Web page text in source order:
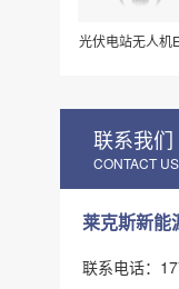
光伏电站无人机
联系我们
CONTACT US
莱克斯新能
联系电话：